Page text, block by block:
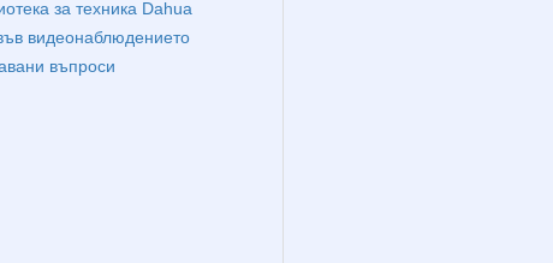
за техника Dahua
видеонаблюдението
въпроси